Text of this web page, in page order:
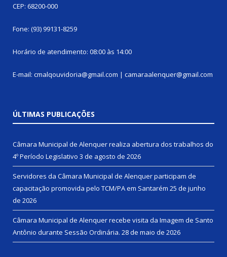
CEP: 68200-000
Fone: (93) 99131-8259
Horário de atendimento: 08:00 às 14:00
E-mail: cmalqouvidoria@gmail.com | camaraalenquer@gmail.com
ÚLTIMAS PUBLICAÇÕES
Câmara Municipal de Alenquer realiza abertura dos trabalhos do
4º Período Legislativo 3 de agosto de 2026
Servidores da Câmara Municipal de Alenquer participam de
capacitação promovida pelo TCM/PA em Santarém 25 de junho
de 2026
Câmara Municipal de Alenquer recebe visita da Imagem de Santo
Antônio durante Sessão Ordinária. 28 de maio de 2026